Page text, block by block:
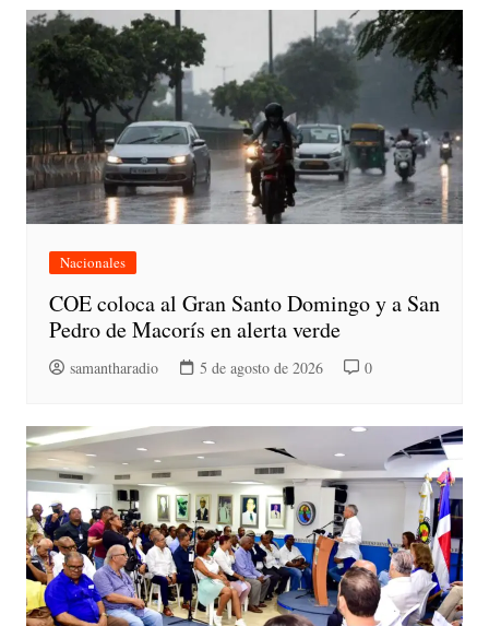
Nacionales
COE coloca al Gran Santo Domingo y a San
Pedro de Macorís en alerta verde
samantharadio 5 de agosto de 2026 0